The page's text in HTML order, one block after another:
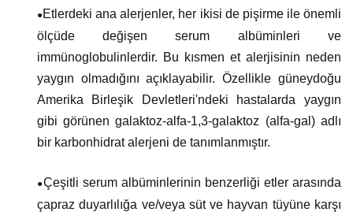
●Etlerdeki ana alerjenler, her ikisi de pişirme ile önemli
ölçüde değişen serum albüminleri ve
immünoglobulinlerdir. Bu kısmen et alerjisinin neden
yaygın olmadığını açıklayabilir. Özellikle güneydoğu
Amerika Birleşik Devletleri'ndeki hastalarda yaygın
gibi görünen galaktoz-alfa-1,3-galaktoz (alfa-gal) adlı
bir karbonhidrat alerjeni de tanımlanmıştır.
●Çeşitli serum albüminlerinin benzerliği etler arasında
çapraz duyarlılığa ve/veya süt ve hayvan tüyüne karşı